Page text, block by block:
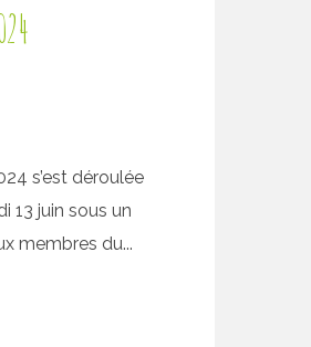
s’est déroulée
13 juin sous un
membres du...